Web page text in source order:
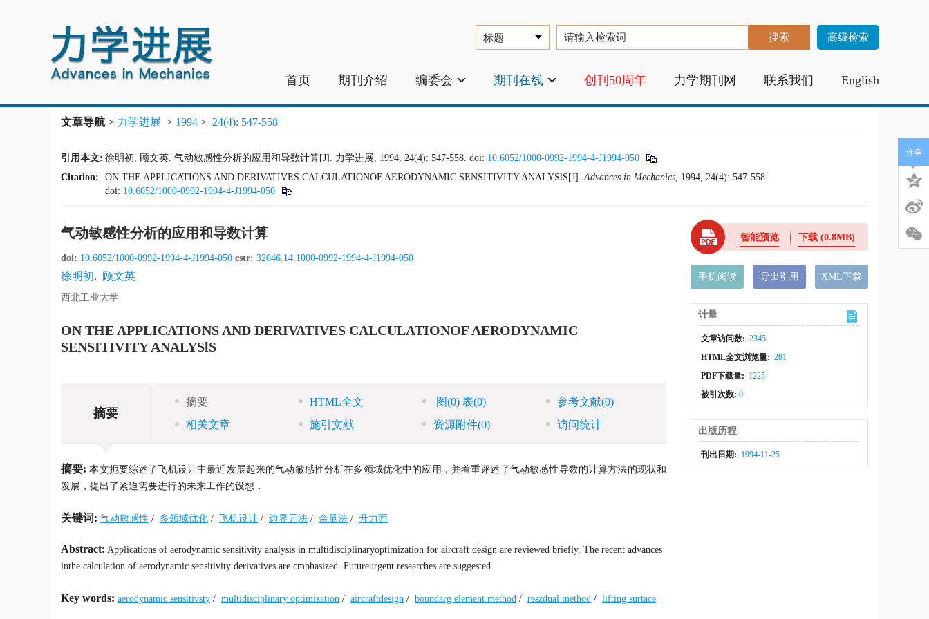
高级检索
首页 期刊介绍 编委会 期刊在线 创刊50周年 力学期刊网 联系我们 English
文章导航 > 力学进展 > 1994 > 24(4): 547-558
引用本文: 徐明初, 顾文英. 气动敏感性分析的应用和导数计算[J]. 力学进展, 1994, 24(4): 547-558. doi: 10.6052/1000-0992-1994-4-J1994-050
Citation:
ON THE APPLICATIONS AND DERIVATIVES CALCULATIONOF AERODYNAMIC SENSITIVITY ANALYSlS[J].Advances in Mechanics, 1994, 24(4): 547-558.
doi: 10.6052/1000-0992-1994-4-J1994-050
气动敏感性分析的应用和导数计算
doi: 10.6052/1000-0992-1994-4-J1994-050 cstr: 32046.14.1000-0992-1994-4-J1994-050
徐明初, 顾文英
西北工业大学
ON THE APPLICATIONS AND DERIVATIVES CALCULATIONOF AERODYNAMIC
SENSITIVITY ANALYSlS
摘要
摘要 HTML全文 图(0) 表(0) 参考文献(0)
相关文章
施引文献 资源附件(0) 访问统计
摘要: 本文扼要综述了飞机设计中最近发展起来的气动敏感性分析在多领域优化中的应用，并着重评述了气动敏感性导数的计算方法的现状和
发展，提出了紧迫需要进行的未来工作的设想．
关键词: 气动敏感性 / 多领域优化 / 飞机设计 / 边界元法 / 余量法 / 升力面
Abstract: Applications of aerodynamic sensitivity analysis in multidisciplinaryoptimization for aircraft design are reviewed briefly. The recent advances
inthe calculation of aerodynamic sensitivity derivatives are cmphasized. Futureurgent researches are suggested.
Key words: aerodynamic sensitivsty / multidisciplinary optimization / aircraftdesign / boundarg element method / reszdual method / lifting surtace
智能预览 下载(0.8MB)
手机阅读 导出引用 XML下载
计量
文章访问数: 2345
HTML全文浏览量: 281
PDF下载量: 1225
被引次数:0
出版历程
刊出日期: 1994-11-25
分享